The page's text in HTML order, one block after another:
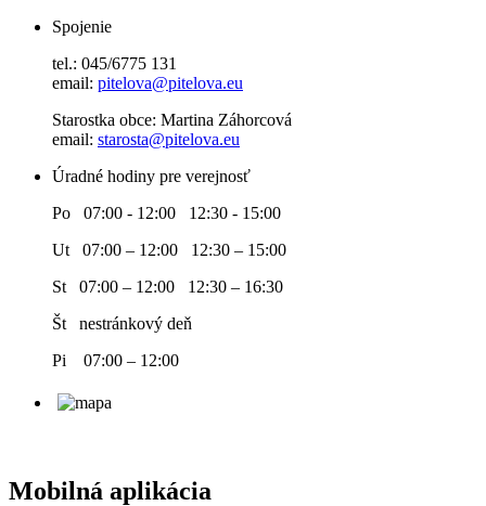
Spojenie
tel.: 045/6775 131
email: pitelova@pitelova.eu
Starostka obce: Martina Záhorcová
email: starosta@pitelova.eu
Úradné hodiny pre verejnosť
Po 07:00 - 12:00 12:30 - 15:00
Ut 07:00 – 12:00 12:30 – 15:00
St 07:00 – 12:00 12:30 – 16:30
Št nestránkový deň
Pi 07:00 – 12:00
Mobilná aplikácia